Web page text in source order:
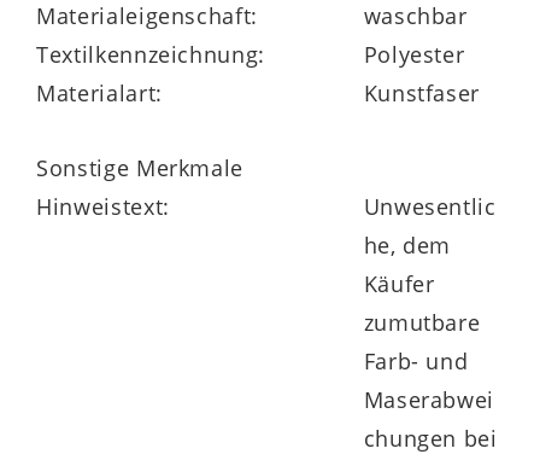
erhältlich
auch Sondergrößen lieferbar
Materialeigenschaft:
waschbar
Textilkennzeichnung:
Polyester
Materialart:
Kunstfaser
Sonstige Merkmale
Hinweistext:
Unwesentlic
he, dem
Käufer
zumutbare
Farb- und
Maserabwei
chungen bei